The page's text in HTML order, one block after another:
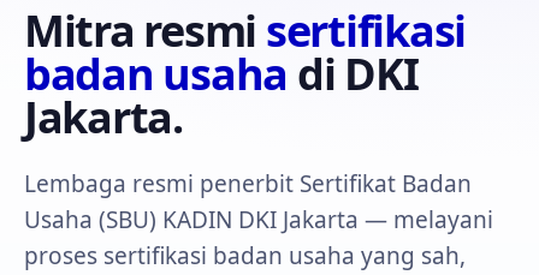
Mitra resmi sertifikasi
badan usaha di DKI
Jakarta.
Lembaga resmi penerbit Sertifikat Badan
Usaha (SBU) KADIN DKI Jakarta — melayani
proses sertifikasi badan usaha yang sah,